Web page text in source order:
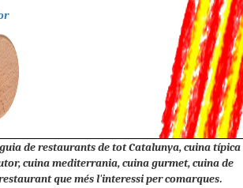
de restaurants de tot Catalunya, cuina típica
cuina mediterrania, cuina gurmet, cuina de
que més l'interessi per comarques.